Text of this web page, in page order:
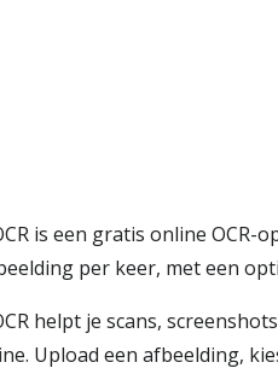
is een gratis online OCR-
per keer, met een
helpt je scans,
Upload een afbeelding,